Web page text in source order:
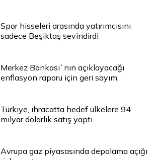
Spor hisseleri arasında yatırımcısını
sadece Beşiktaş sevindirdi
Merkez Bankası`nın açıklayacağı
enflasyon raporu için geri sayım
Türkiye, ihracatta hedef ülkelere 94
milyar dolarlık satış yaptı
Avrupa gaz piyasasında depolama açığı